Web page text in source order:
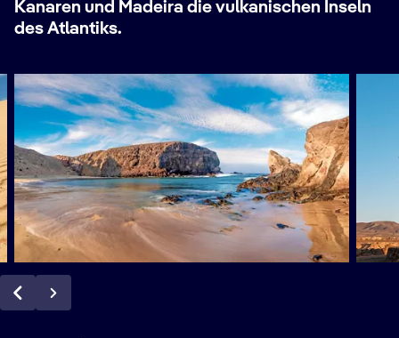
Kanaren und Madeira die vulkanischen Inseln
des Atlantiks.